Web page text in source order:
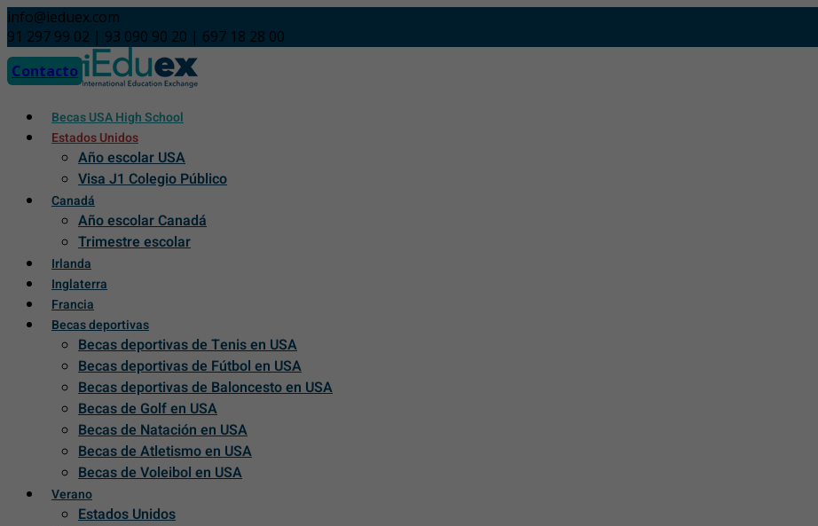
Skip
to
content
info@ieduex.com
91 297 99 02 | 93 090 90 20 | 697 18 28 00
Contacto
Becas USA High School
Estados Unidos
Año escolar USA
Visa J1 Colegio Público
Canadá
Año escolar Canadá
Trimestre escolar
Irlanda
Inglaterra
Francia
Becas deportivas
Becas deportivas de Tenis en USA
Becas deportivas de Fútbol en USA
Becas deportivas de Baloncesto en USA
Becas de Golf en USA
Becas de Natación en USA
Becas de Atletismo en USA
Becas de Voleibol en USA
Verano
Estados Unidos